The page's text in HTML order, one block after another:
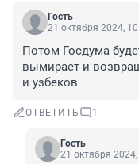
Гость
21 октября 2024,
Потом Госдума
вымирает и
и узбеков
ОТВЕТИТЬ 1
Гость
21 октября